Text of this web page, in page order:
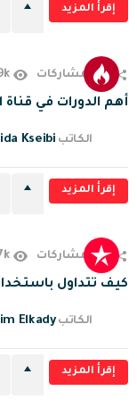
إقرأ المزيد
279 مشاركات
أهم الدورات في
الكاتب Kseibi
إقرأ المزيد
144 مشاركات
كيف تتداول
الكاتب Elkady
إقرأ المزيد